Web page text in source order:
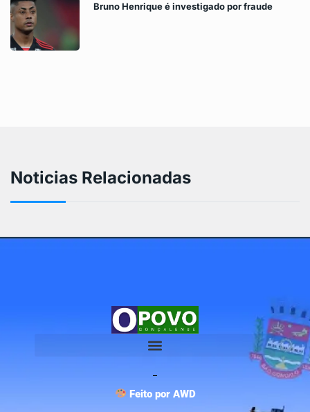
Bruno Henrique é investigado por fraude
Noticias Relacionadas
Feito por AWD